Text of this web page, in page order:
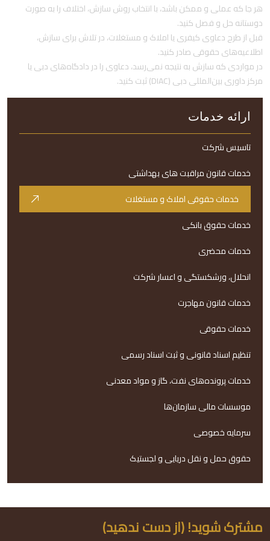
هر جا که عملی و ممکن باشد، با انتخاب روش سازش، اختلاف را به صورت
دوستانه حل و فصل کنید.
قبل از طرح دعاوی کیفری یا املاک و مستغلات، در تلاش برای سازش،
اطلاعیه‌های حقوقی صادر کنید.
در مواردی که سازش به نتیجه نمی‌رسد، دعاوی را در دادگاه‌های دبی یا
مرکز داوری بین‌المللی دبی (DIAC) ثبت کنید.
ارائه خدمات
تاسیس شرکت
خدمات قانون مراقبت های بهداشتی
خدمات حقوقی املاک و مستغلات
خدمات حقوق بانکی
خدمات محضری
انحلال، ورشکستگی و اعسار شرکت
خدمات قانون مهاجرت
خدمات حقوقی
تنظیم اسناد قانونی و ثبت اسناد رسمی
خدمات پرونده‌های نفت، گاز و مواد معدنی
موسسات مالی سازمان‌ها
سرمایه خصوصی
حقوق حمل و نقل دریایی و لجستیک
مشترک شوید! (از دست ندهید)